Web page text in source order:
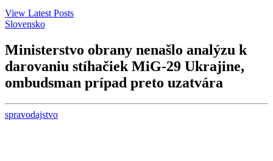
View Latest Posts
Slovensko
Ministerstvo obrany nenašlo analýzu k
darovaniu stíhačiek MiG-29 Ukrajine,
ombudsman prípad preto uzatvára
spravodajstvo